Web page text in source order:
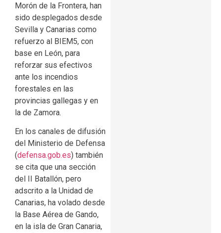
Morón de la Frontera, han
sido desplegados desde
Sevilla y Canarias como
refuerzo al BIEM5, con
base en León, para
reforzar sus efectivos
ante los incendios
forestales en las
provincias gallegas y en
la de Zamora.
En los canales de difusión
del Ministerio de Defensa
(defensa.gob.es) también
se cita que una sección
del II Batallón, pero
adscrito a la Unidad de
Canarias, ha volado desde
la Base Aérea de Gando,
en la isla de Gran Canaria,